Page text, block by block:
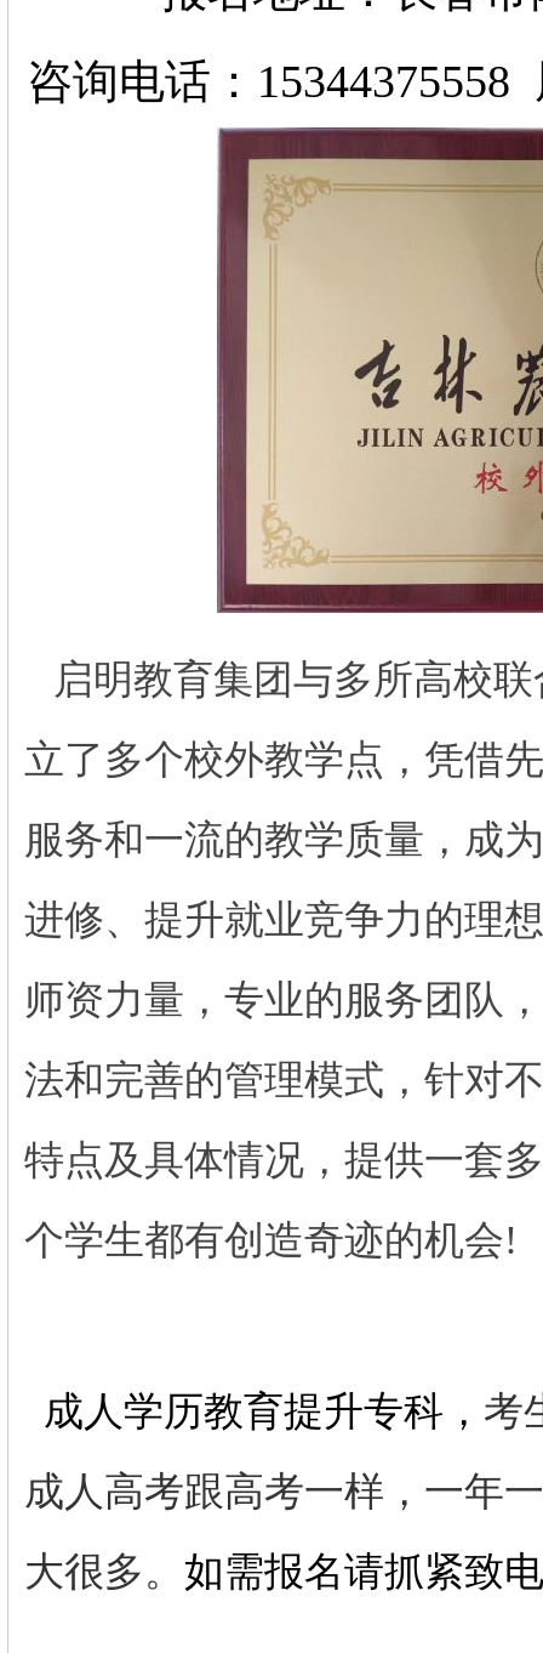
咨询电话：15344375558
启明教育集团与多所高校
立了多个校外教学点，凭借
服务和一流的教学质量，成
进修、提升就业竞争力的理
师资力量，专业的服务团队
法和完善的管理模式，针对
特点及具体情况，提供一套
个学生都有创造奇迹的机会!
成人学历教育提升专科， 考
成人高考跟高考一样，一年
大很多。 如需报名请抓紧致